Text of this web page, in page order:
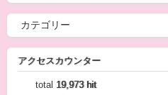
アクセスカウンター
total 19,973 hit